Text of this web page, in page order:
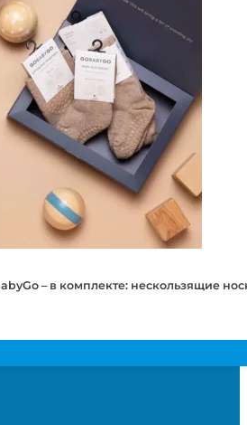
– в комплекте: нескользящие